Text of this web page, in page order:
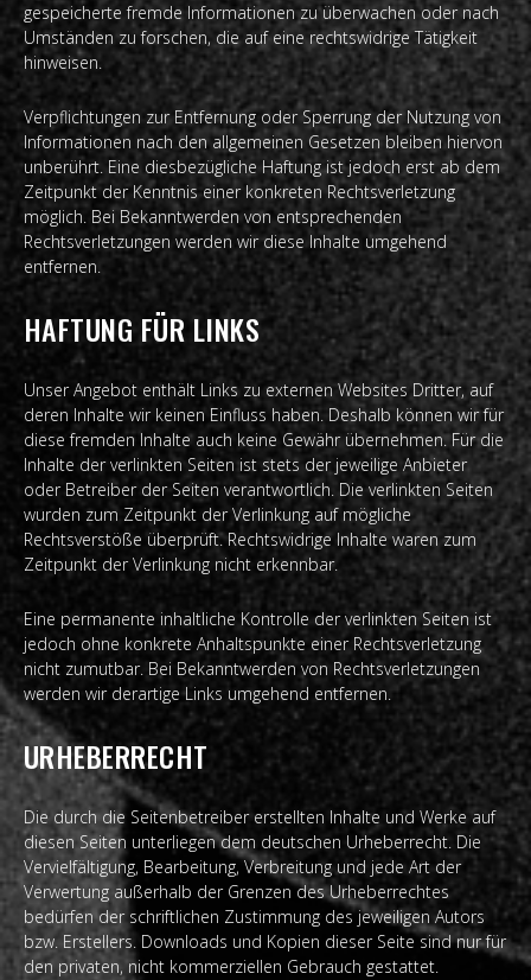
gespeicherte fremde Informationen zu überwachen oder nach
Umständen zu forschen, die auf eine rechtswidrige Tätigkeit
hinweisen.
Verpflichtungen zur Entfernung oder Sperrung der Nutzung von
Informationen nach den allgemeinen Gesetzen bleiben hiervon
unberührt. Eine diesbezügliche Haftung ist jedoch erst ab dem
Zeitpunkt der Kenntnis einer konkreten Rechtsverletzung
möglich. Bei Bekanntwerden von entsprechenden
Rechtsverletzungen werden wir diese Inhalte umgehend
entfernen.
HAFTUNG FÜR LINKS
Unser Angebot enthält Links zu externen Websites Dritter, auf
deren Inhalte wir keinen Einfluss haben. Deshalb können wir für
diese fremden Inhalte auch keine Gewähr übernehmen. Für die
Inhalte der verlinkten Seiten ist stets der jeweilige Anbieter
oder Betreiber der Seiten verantwortlich. Die verlinkten Seiten
wurden zum Zeitpunkt der Verlinkung auf mögliche
Rechtsverstöße überprüft. Rechtswidrige Inhalte waren zum
Zeitpunkt der Verlinkung nicht erkennbar.
Eine permanente inhaltliche Kontrolle der verlinkten Seiten ist
jedoch ohne konkrete Anhaltspunkte einer Rechtsverletzung
nicht zumutbar. Bei Bekanntwerden von Rechtsverletzungen
werden wir derartige Links umgehend entfernen.
URHEBERRECHT
Die durch die Seitenbetreiber erstellten Inhalte und Werke auf
diesen Seiten unterliegen dem deutschen Urheberrecht. Die
Vervielfältigung, Bearbeitung, Verbreitung und jede Art der
Verwertung außerhalb der Grenzen des Urheberrechtes
bedürfen der schriftlichen Zustimmung des jeweiligen Autors
bzw. Erstellers. Downloads und Kopien dieser Seite sind nur für
den privaten, nicht kommerziellen Gebrauch gestattet.